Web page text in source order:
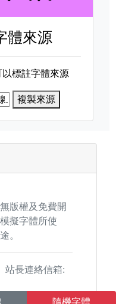
體來源
標註字體來源
複製來源
版權及免費開
擬字體所使
。
站長連絡信箱:
隨機字體